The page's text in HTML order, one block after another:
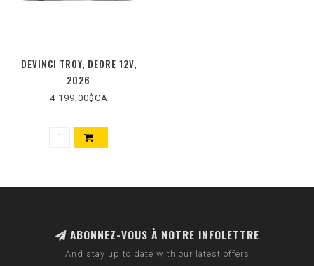
DEVINCI TROY, DEORE 12V,
2026
4 199,00$CA
ABONNEZ-VOUS À NOTRE INFOLETTRE
And stay up to date with our latest offers